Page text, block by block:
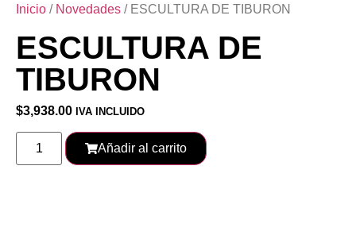
Inicio / Novedades / ESCULTURA DE TIBURON
ESCULTURA DE
TIBURON
$3,938.00 IVA INCLUIDO
Añadir al carrito